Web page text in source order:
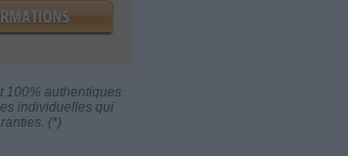
100% authentiques.
individuelles qui
(*)